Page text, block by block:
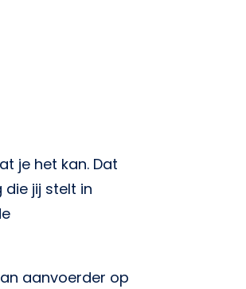
je het kan. Dat
jij stelt in
aanvoerder op